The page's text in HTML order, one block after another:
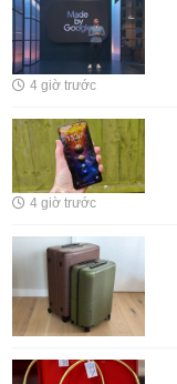
4 giờ trước
4 giờ trước